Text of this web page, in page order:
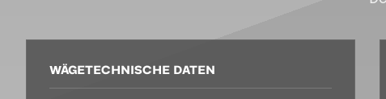
WÄGETECHNISCHE DATEN